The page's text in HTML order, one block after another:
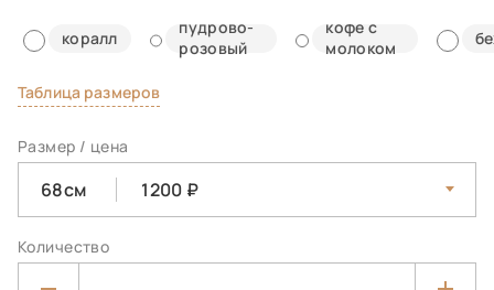
коралл
пудрово-
розовый
кофе с
молоком
Таблица размеров
Размер / цена
68см 1200
Количество